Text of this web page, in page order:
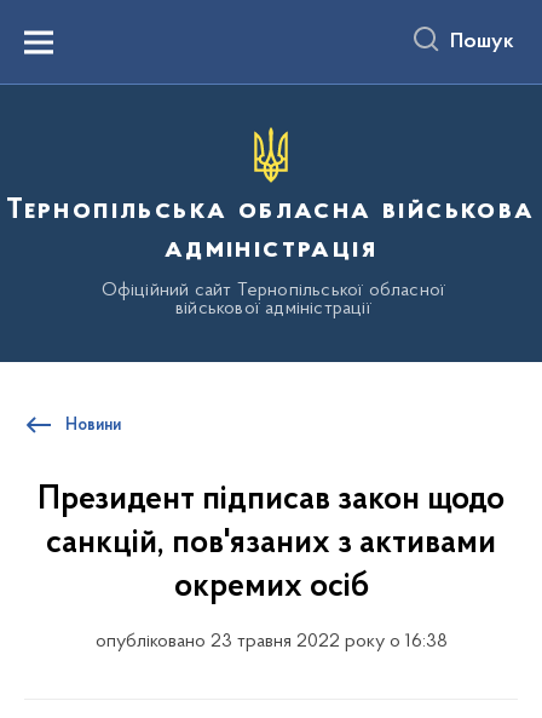
вмістуMenu Пошук
Тернопільська обласна військова
адміністрація
Офіційний сайт Тернопільської обласної
військової адміністрації
Новини
Президент підписав закон щодо
санкцій, пов'язаних з активами
окремих осіб
опубліковано 23 травня 2022 року о 16:38